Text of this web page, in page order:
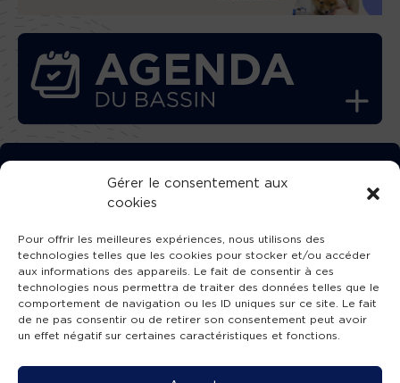
Gérer le consentement aux
cookies
Pour offrir les meilleures expériences, nous utilisons des
technologies telles que les cookies pour stocker et/ou accéder
aux informations des appareils. Le fait de consentir à ces
technologies nous permettra de traiter des données telles que le
comportement de navigation ou les ID uniques sur ce site. Le fait
de ne pas consentir ou de retirer son consentement peut avoir
un effet négatif sur certaines caractéristiques et fonctions.
TÉLÉCHARGEZ GRATUITEMENT
L’APPLICATION TVBA !
SUIVEZ-NOUS !